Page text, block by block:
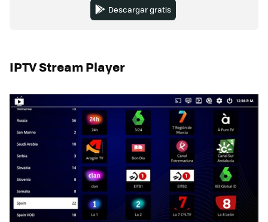
Descargar gratis
IPTV Stream Player